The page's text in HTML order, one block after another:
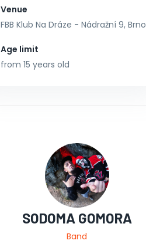
Venue
FBB Klub Na Dráze - Nádražní 9, Brno
Age limit
from 15 years old
SODOMA GOMORA
Band